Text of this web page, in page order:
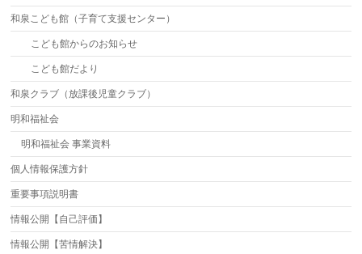
和泉こども館（子育て支援センター）
こども館からのお知らせ
こども館だより
和泉クラブ（放課後児童クラブ）
明和福祉会
明和福祉会 事業資料
個人情報保護方針
重要事項説明書
情報公開【自己評価】
情報公開【苦情解決】